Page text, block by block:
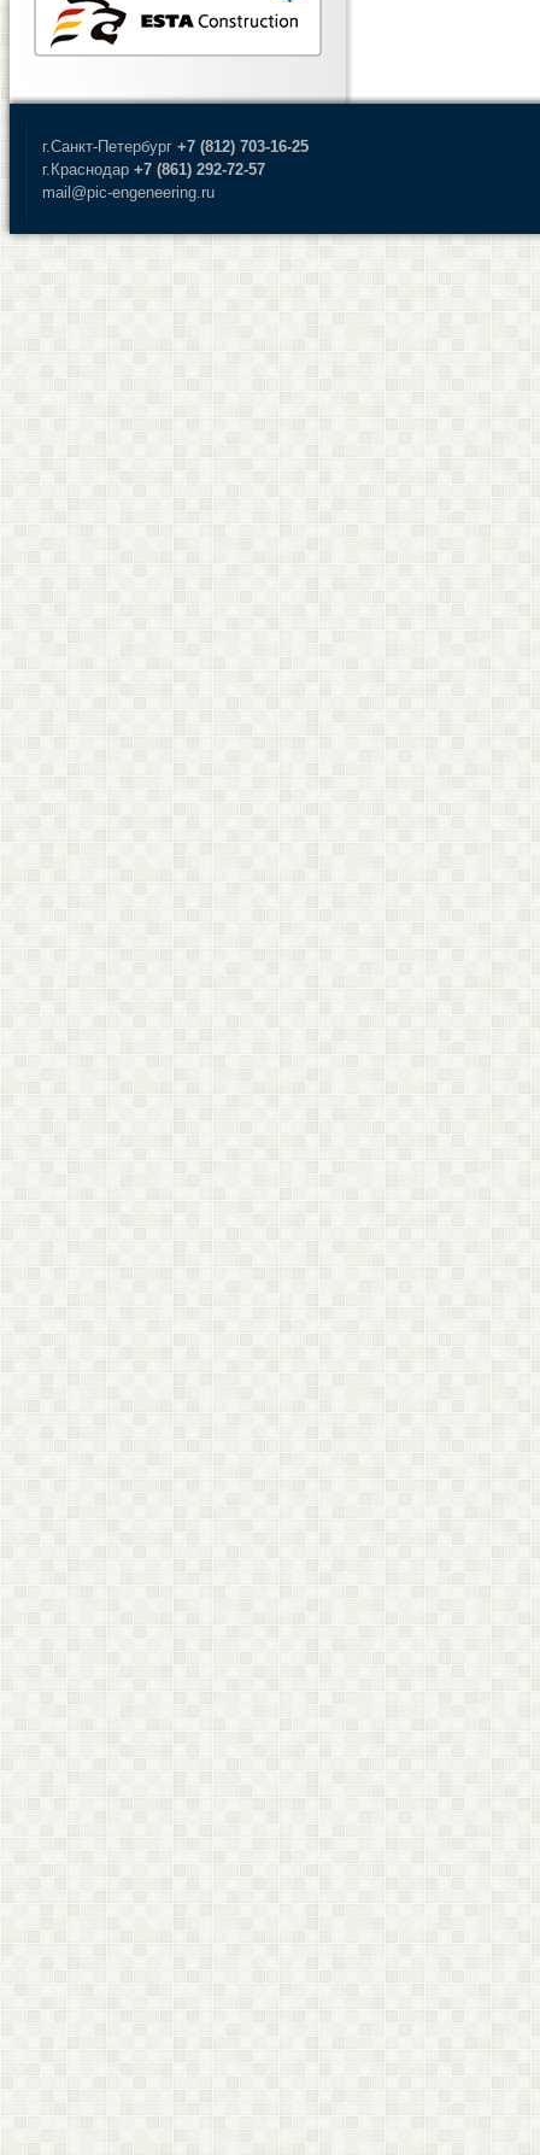
г.Санкт-Петербург +7 (812) 703-16-25
г.Краснодар +7 (861) 292-72-57
mail@pic-engeneering.ru